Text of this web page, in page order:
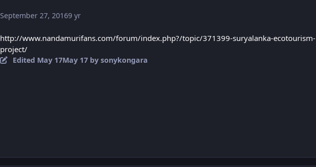
September 27, 20169 yr
http://www.nandamurifans.com/forum/index.php?/topic/371399-suryalanka-ecotourism-
project/
Edited May 17May 17by sonykongara